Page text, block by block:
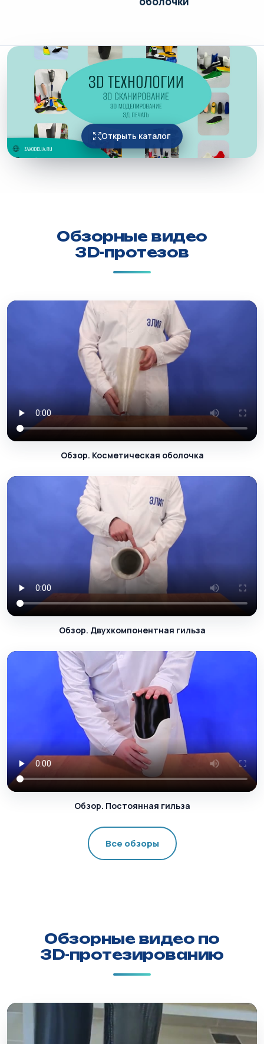
Открыть каталог
Обзорные видео
3D-протезов
Обзор. Косметическая оболочка
Обзор. Двухкомпонентная гильза
Обзор. Постоянная гильза
Все обзоры
Обзорные видео по
3D-протезированию